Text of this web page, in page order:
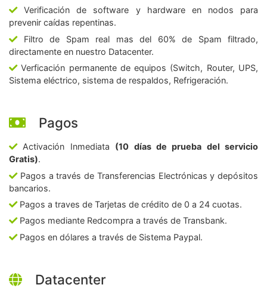
Verificación de software y hardware en nodos para
prevenir caídas repentinas.
Filtro de Spam real mas del 60% de Spam filtrado,
directamente en nuestro Datacenter.
Verficación permanente de equipos (Switch, Router, UPS,
Sistema eléctrico, sistema de respaldos, Refrigeración.
Pagos
Activación Inmediata (10 días de prueba del servicio
Gratis).
Pagos a través de Transferencias Electrónicas y depósitos
bancarios.
Pagos a traves de Tarjetas de crédito de 0 a 24 cuotas.
Pagos mediante Redcompra a través de Transbank.
Pagos en dólares a través de Sistema Paypal.
Datacenter